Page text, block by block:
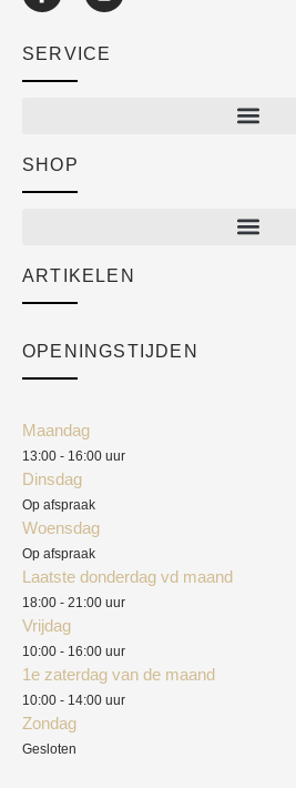
SERVICE
Academy
SHOP
ARTIKELEN
OPENINGSTIJDEN
Maandag
13:00 - 16:00 uur
Dinsdag
Op afspraak
Woensdag
Op afspraak
Laatste donderdag vd maand
18:00 - 21:00 uur
Vrijdag
10:00 - 16:00 uur
1e zaterdag van de maand
10:00 - 14:00 uur
Zondag
Gesloten